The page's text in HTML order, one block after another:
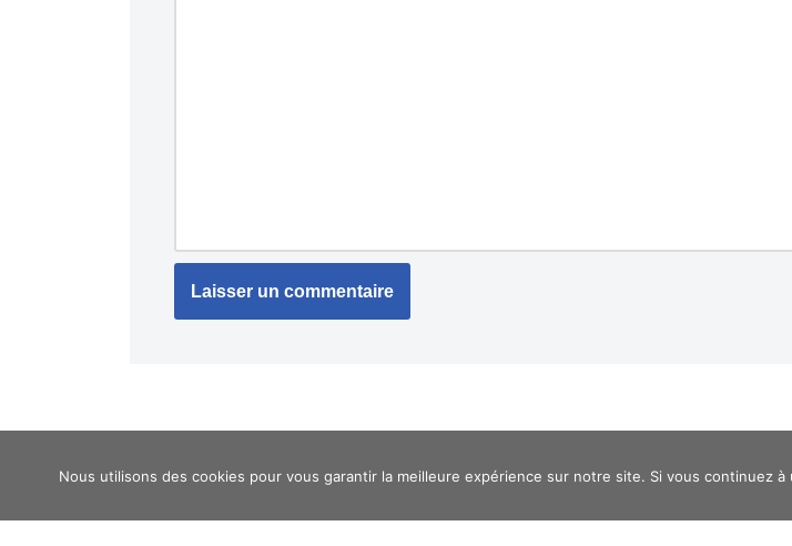
Nous utilisons des cookies pour vous garantir la meilleure expérience sur notre site. Si vous continuez